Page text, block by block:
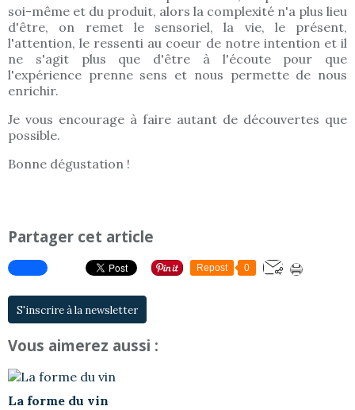
soi-même et du produit, alors la complexité n'a plus lieu
d'être, on remet le sensoriel, la vie, le présent,
l'attention, le ressenti au coeur de notre intention et il
ne s'agit plus que d'être à l'écoute pour que
l'expérience prenne sens et nous permette de nous
enrichir.
Je vous encourage à faire autant de découvertes que
possible.
Bonne dégustation !
Partager cet article
Repost 0
S'inscrire à la newsletter
Vous aimerez aussi :
La forme du vin